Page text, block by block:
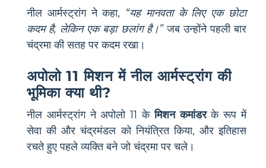
नील आर्मस्ट्रांग ने कहा, “यह मानवता के लिए एक छोटा
कदम है, लेकिन एक बड़ा छलांग है।”जब उन्होंने पहली बार
चंद्रमा की सतह पर कदम रखा।
अपोलो 11 मिशन में नील आर्मस्ट्रांग की
भूमिका क्या थी?
नील आर्मस्ट्रांग ने अपोलो 11 केमिशन कमांडरके रूप में
सेवा की और चंद्रमंडल को नियंत्रित किया, और इतिहास
रचते हुए पहले व्यक्ति बने जो चंद्रमा पर चले।